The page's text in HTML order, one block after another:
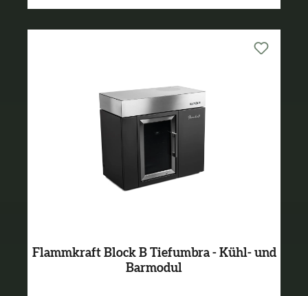
Flammkraft Block B Tiefumbra - Kühl- und
Barmodul